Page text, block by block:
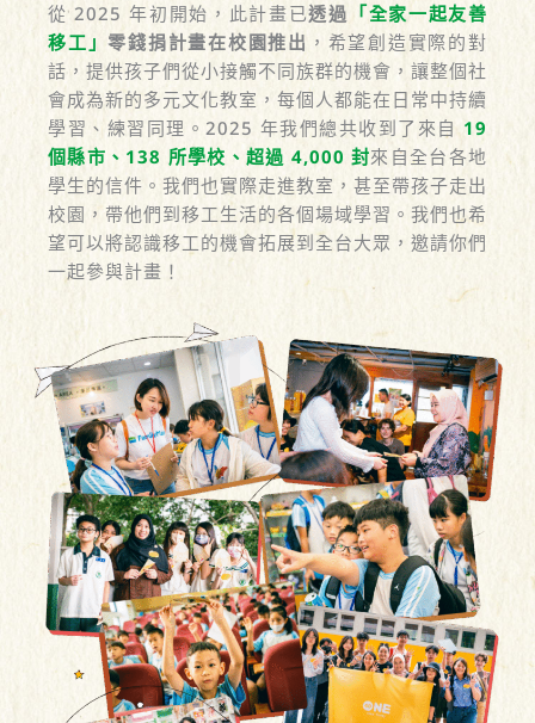
從 2025 年初開始，此計畫已透過 「全家一起友善
移工」零錢捐計畫在校園推出 ，希望創造實際的對
話，提供孩子們從小接觸不同族群的機會，讓整個社
會成為新的多元文化教室，每個人都能在日常中持續
學習、練習同理。2025 年我們總共收到了來自 19
個縣市、138 所學校、超過 4,000 封來自全台各地
學生的信件。我們也實際走進教室，甚至帶孩子走出
校園，帶他們到移工生活的各個場域學習。我們也希
望可以將認識移工的機會拓展到全台大眾，邀請你們
一起參與計畫！